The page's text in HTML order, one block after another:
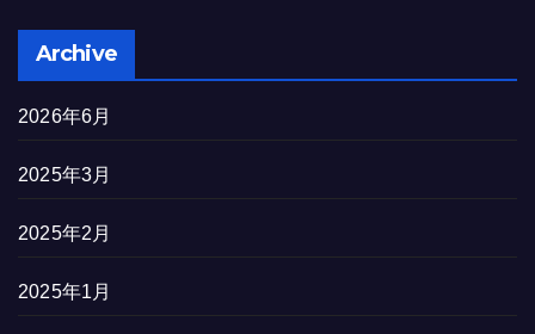
Archive
2026年6月
2025年3月
2025年2月
2025年1月